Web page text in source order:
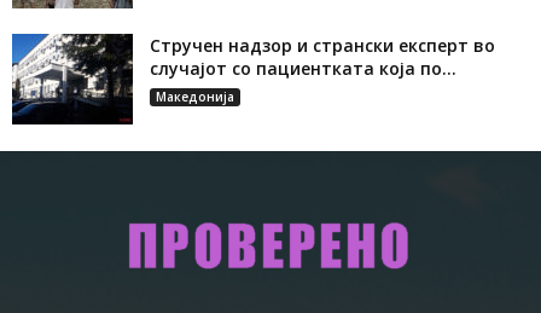
Стручен надзор и странски експерт во
случајот со пациентката која по...
Македонија